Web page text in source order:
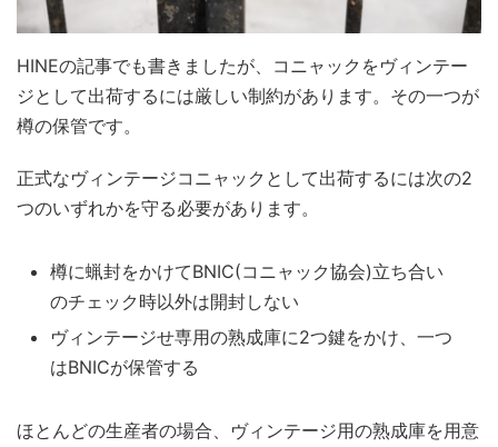
HINEの記事でも書きましたが、コニャックをヴィンテー
ジとして出荷するには厳しい制約があります。その一つが
樽の保管です。
正式なヴィンテージコニャックとして出荷するには次の2
つのいずれかを守る必要があります。
樽に蝋封をかけてBNIC(コニャック協会)立ち合い
のチェック時以外は開封しない
ヴィンテージせ専用の熟成庫に2つ鍵をかけ、一つ
はBNICが保管する
ほとんどの生産者の場合、ヴィンテージ用の熟成庫を用意